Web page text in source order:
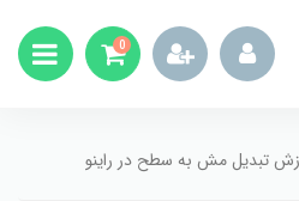
0
تبدیل مش به سطح در راینو